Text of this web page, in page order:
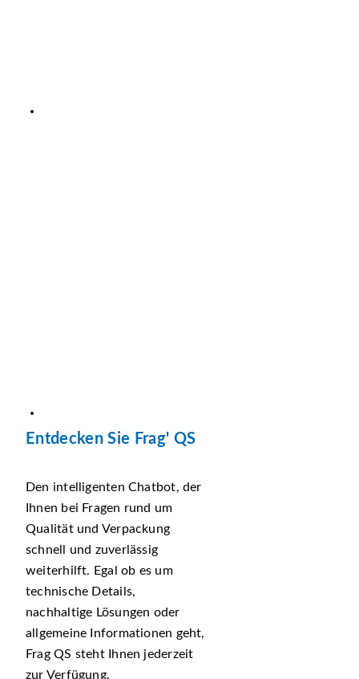
Entdecken Sie Frag' QS
Den intelligenten Chatbot, der
Ihnen bei Fragen rund um
Qualität und Verpackung
schnell und zuverlässig
weiterhilft. Egal ob es um
technische Details,
nachhaltige Lösungen oder
allgemeine Informationen geht,
Frag QS steht Ihnen jederzeit
zur Verfügung.